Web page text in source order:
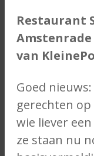
Restaurant
van
Goed
gerechten
wie liever
ze staan nu